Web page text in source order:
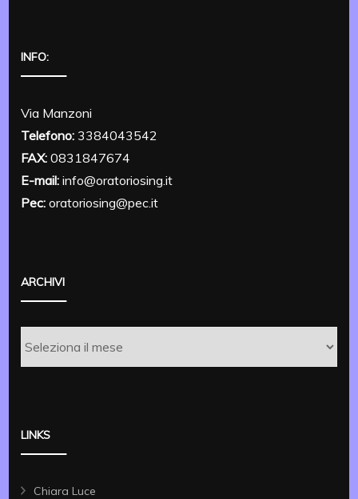
INFO:
Via Manzoni
Telefono: 3384043542
FAX: 0831847674
E-mail: info@oratoriosing.it
Pec: oratoriosing@pec.it
ARCHIVI
LINKS
Chiara Luce